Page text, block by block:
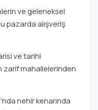
ve geleneksel
pazarda alışveriş
ve tarihi
zarif mahallelerinden
nehir kenarında